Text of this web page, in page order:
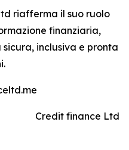
riafferma il suo ruolo
finanziaria,
inclusiva e pronta
Credit finance Ltd